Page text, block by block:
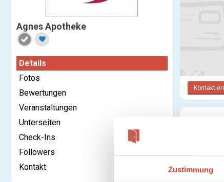
Zustimmung
Agnes Apotheke
favorite
Details
Fotos
Bewertungen
Veranstaltungen
Unterseiten
Check-Ins
Followers
Kontakt
Adresse: